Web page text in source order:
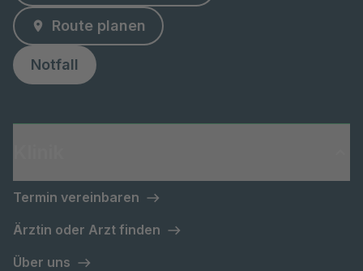
Route planen
Notfall
Termin vereinbaren
Ärztin oder Arzt finden
Über uns